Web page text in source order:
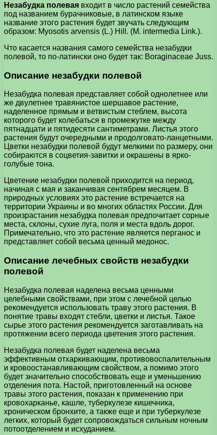
Незабудка полевая входит в число растений семейства
под названием бурачниковые, в латинском языке
название этого растения будет звучать следующим
образом: Myosotis arvensis (L.) Hill. (M. intermedia Link.).
Что касается названия самого семейства незабудки
полевой, то по-латински оно будет так: Boraginaceae Juss.
Описание незабудки полевой
Незабудка полевая представляет собой однолетнее или
же двулетнее травянистое шершавое растение,
наделенное прямым и ветвистым стеблем, высота
которого будет колебаться в промежутке между
пятнадцати и пятидесяти сантиметрами. Листья этого
растения будут очередными и продолговато-ланцетными.
Цветки незабудки полевой будут мелкими по размеру, они
собираются в соцветия-завитки и окрашены в ярко-
голубые тона.
Цветение незабудки полевой приходится на период,
начиная с мая и заканчивая сентябрем месяцем. В
природных условиях это растение встречается на
территории Украины и во многих областях России. Для
произрастания незабудка полевая предпочитает сорные
места, склоны, сухие луга, поля и места вдоль дорог.
Примечательно, что это растение является перганос и
представляет собой весьма ценный медонос.
Описание лечебных свойств незабудки
полевой
Незабудка полевая наделена весьма ценными
целебными свойствами, при этом с лечебной целью
рекомендуется использовать траву этого растения. В
понятие травы входят стебли, цветки и листья. Такое
сырье этого растения рекомендуется заготавливать на
протяжении всего периода цветения этого растения.
Незабудка полевая будет наделена весьма
эффективным отхаркивающим, противовоспалительным
и кровоостанавливающим свойством, а помимо этого
будет значительно способствовать еще и уменьшению
отделения пота. Настой, приготовленный на основе
травы этого растения, показан к применению при
кровохарканье, кашле, туберкулезе кишечника,
хроническом бронхите, а также еще и при туберкулезе
легких, который будет сопровождаться сильным ночным
потоотделением и исхуданием.